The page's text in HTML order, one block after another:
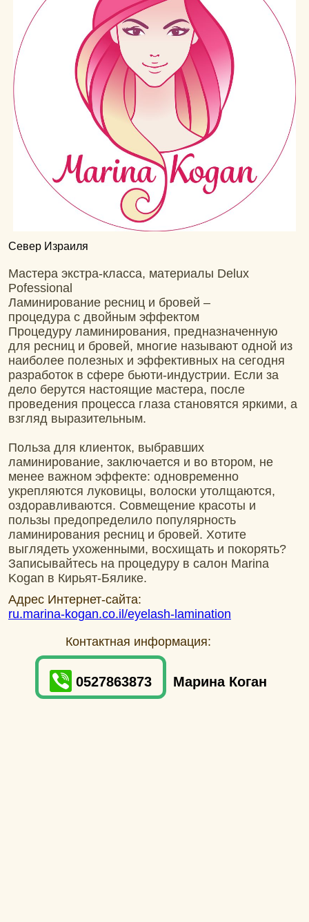
Север Израиля
Мастера экстра-класса, материалы Delux
Pofessional
Ламинирование ресниц и бровей –
процедура с двойным эффектом
Процедуру ламинирования, предназначенную
для ресниц и бровей, многие называют одной из
наиболее полезных и эффективных на сегодня
разработок в сфере бьюти-индустрии. Если за
дело берутся настоящие мастера, после
проведения процесса глаза становятся яркими, а
взгляд выразительным.
Польза для клиенток, выбравших
ламинирование, заключается и во втором, не
менее важном эффекте: одновременно
укрепляются луковицы, волоски утолщаются,
оздоравливаются. Совмещение красоты и
пользы предопределило популярность
ламинирования ресниц и бровей. Хотите
выглядеть ухоженными, восхищать и покорять?
Записывайтесь на процедуру в салон Marina
Kogan в Кирьят-Бялике.
Адрес Интернет-сайта:
ru.marina-kogan.co.il/eyelash-lamination
Контактная информация:
0527863873 Марина Коган